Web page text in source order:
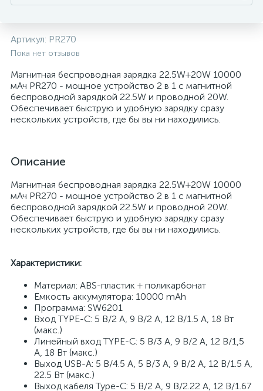
Артикул: PR270
Пока нет отзывов
Магнитная беспроводная зарядка 22.5W+20W 10000
мАч PR270 - мощное устройство 2 в 1 с магнитной
беспроводной зарядкой 22.5W и проводной 20W.
Обеспечивает быструю и удобную зарядку сразу
нескольких устройств, где бы вы ни находились.
Описание
Магнитная беспроводная зарядка 22.5W+20W 10000
мАч PR270 - мощное устройство 2 в 1 с магнитной
беспроводной зарядкой 22.5W и проводной 20W.
Обеспечивает быструю и удобную зарядку сразу
нескольких устройств, где бы вы ни находились.
Характеристики:
Материал: ABS-пластик + поликарбонат
Емкость аккумулятора: 10000 mAh
Программа: SW6201
Вход TYPE-C: 5 В/2 А, 9 В/2 А, 12 В/1.5 А, 18 Вт
(макс.)
Линейный вход TYPE-C: 5 В/3 А, 9 В/2 А, 12 В/1,5
А, 18 Вт (макс.)
Выход USB-A: 5 В/4.5 А, 5 В/3 А, 9 В/2 А, 12 В/1.5 А,
22.5 Вт (макс.)
Выход кабеля Type-C: 5 В/2 А, 9 В/2.22 А, 12 В/1.67